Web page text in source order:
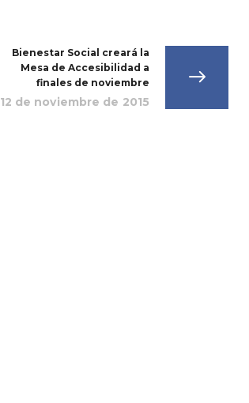
Bienestar Social creará la
Mesa de Accesibilidad a
finales de noviembre
12 de noviembre de 2015